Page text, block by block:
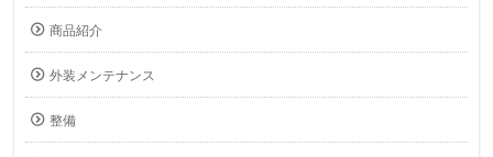
商品紹介
外装メンテナンス
整備